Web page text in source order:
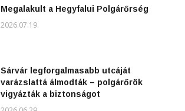
Megalakult a Hegyfalui Polgárőrség
2026.07.19.
Sárvár legforgalmasabb utcáját
varázslattá álmodták – polgárőrök
vigyázták a biztonságot